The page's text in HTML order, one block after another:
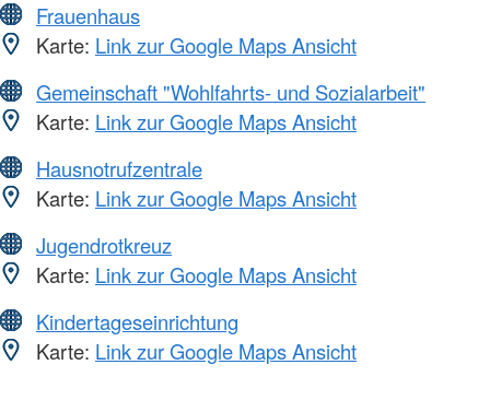
Frauenhaus
Karte: Link zur Google Maps Ansicht
Gemeinschaft "Wohlfahrts- und Sozialarbeit"
Karte: Link zur Google Maps Ansicht
Hausnotrufzentrale
Karte: Link zur Google Maps Ansicht
Jugendrotkreuz
Karte: Link zur Google Maps Ansicht
Kindertageseinrichtung
Karte: Link zur Google Maps Ansicht